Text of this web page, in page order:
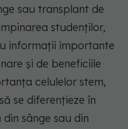
sau transplant de
studenţilor,
informaţii importante
şi de beneficiile
celulelor stem,
se diferențieze în
sânge sau din